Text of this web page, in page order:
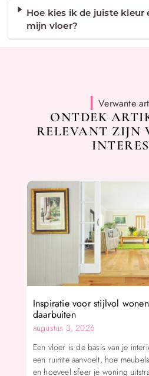
Hoe kies ik de juiste kleur
mijn vloer?
Verwante
ONTDEK
RELEVANT ZIJN
Inspiratie voor stijlvol
daarbuiten
augustus 3, 2026
Een vloer is de basis van je
een ruimte aanvoelt, hoe
en hoeveel sfeer je woning